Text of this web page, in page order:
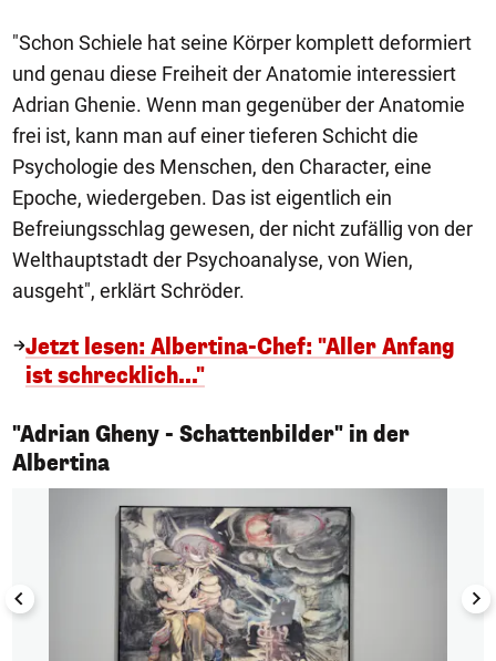
"Schon Schiele hat seine Körper komplett deformiert
und genau diese Freiheit der Anatomie interessiert
Adrian Ghenie. Wenn man gegenüber der Anatomie
frei ist, kann man auf einer tieferen Schicht die
Psychologie des Menschen, den Character, eine
Epoche, wiedergeben. Das ist eigentlich ein
Befreiungsschlag gewesen, der nicht zufällig von der
Welthauptstadt der Psychoanalyse, von Wien,
ausgeht", erklärt Schröder.
Jetzt lesen: Albertina-Chef: "Aller Anfang
ist schrecklich..."
"Adrian Gheny - Schattenbilder" in der
Albertina
1/4